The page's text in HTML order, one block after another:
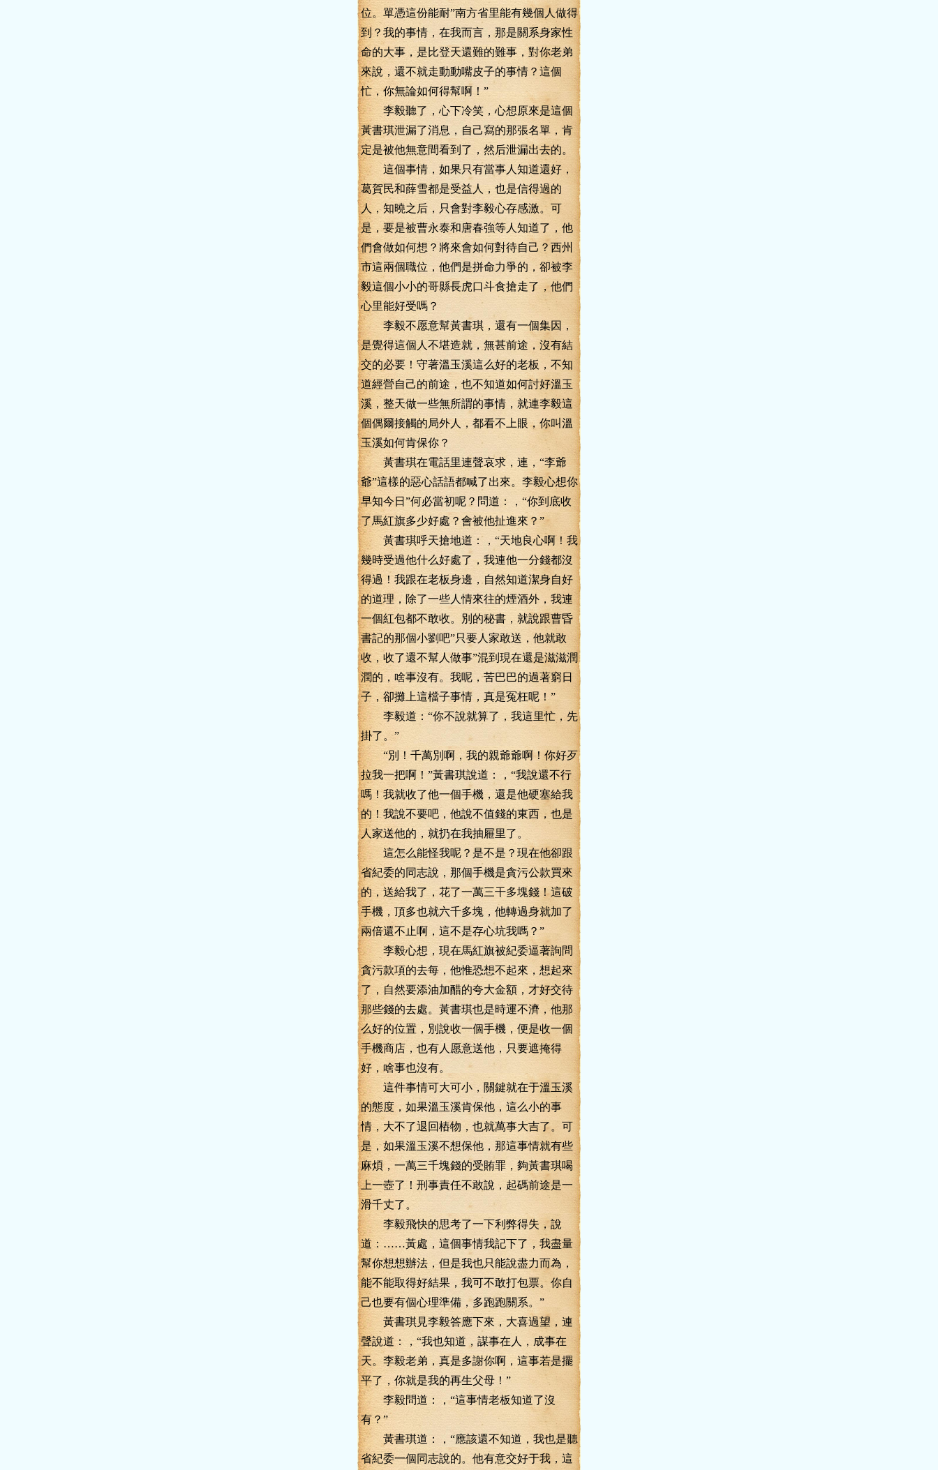
位。單憑這份能耐”南方省里能有幾個人做得
到？我的事情，在我而言，那是關系身家性
命的大事，是比登天還難的難事，對你老弟
來說，還不就走動動嘴皮子的事情？這個
忙，你無論如何得幫啊！”
李毅聽了，心下冷笑，心想原來是這個
黃書琪泄漏了消息，自己寫的那張名單，肯
定是被他無意間看到了，然后泄漏出去的。
這個事情，如果只有當事人知道還好，
葛賀民和薛雪都是受益人，也是信得過的
人，知曉之后，只會對李毅心存感激。可
是，要是被曹永泰和唐春強等人知道了，他
們會做如何想？將來會如何對待自己？西州
市這兩個職位，他們是拼命力爭的，卻被李
毅這個小小的哥縣長虎口斗食搶走了，他們
心里能好受嗎？
李毅不愿意幫黃書琪，還有一個集因，
是覺得這個人不堪造就，無甚前途，沒有結
交的必要！守著溫玉溪這么好的老板，不知
道經營自己的前途，也不知道如何討好溫玉
溪，整天做一些無所謂的事情，就連李毅這
個偶爾接觸的局外人，都看不上眼，你叫溫
玉溪如何肯保你？
黃書琪在電話里連聲哀求，連，“李爺
爺”這樣的惡心話語都喊了出來。李毅心想你
早知今日”何必當初呢？問道：，“你到底收
了馬紅旗多少好處？會被他扯進來？”
黃書琪呼天搶地道：，“天地良心啊！我
幾時受過他什么好處了，我連他一分錢都沒
得過！我跟在老板身邊，自然知道潔身自好
的道理，除了一些人情來往的煙酒外，我連
一個紅包都不敢收。別的秘書，就說跟曹昏
書記的那個小劉吧”只要人家敢送，他就敢
收，收了還不幫人做事”混到現在還是滋滋潤
潤的，啥事沒有。我呢，苦巴巴的過著窮日
子，卻攤上這檔子事情，真是冤枉呢！”
李毅道：“你不說就算了，我這里忙，先
掛了。”
“別！千萬別啊，我的親爺爺啊！你好歹
拉我一把啊！”黃書琪說道：，“我說還不行
嗎！我就收了他一個手機，還是他硬塞給我
的！我說不要吧，他說不值錢的東西，也是
人家送他的，就扔在我抽屜里了。
這怎么能怪我呢？是不是？現在他卻跟
省紀委的同志說，那個手機是貪污公款買來
的，送給我了，花了一萬三干多塊錢！這破
手機，頂多也就六千多塊，他轉過身就加了
兩倍還不止啊，這不是存心坑我嗎？”
李毅心想，現在馬紅旗被紀委逼著詢問
貪污款項的去每，他惟恐想不起來，想起來
了，自然要添油加醋的夸大金額，才好交待
那些錢的去處。黃書琪也是時運不濟，他那
么好的位置，別說收一個手機，便是收一個
手機商店，也有人愿意送他，只要遮掩得
好，啥事也沒有。
這件事情可大可小，關鍵就在于溫玉溪
的態度，如果溫玉溪肯保他，這么小的事
情，大不了退回樁物，也就萬事大吉了。可
是，如果溫玉溪不想保他，那這事情就有些
麻煩，一萬三千塊錢的受賄罪，夠黃書琪喝
上一壺了！刑事責任不敢說，起碼前途是一
滑千丈了。
李毅飛快的思考了一下利弊得失，說
道：……黃處，這個事情我記下了，我盡量
幫你想想辦法，但是我也只能說盡力而為，
能不能取得好結果，我可不敢打包票。你自
己也要有個心理準備，多跑跑關系。”
黃書琪見李毅答應下來，大喜過望，連
聲說道：，“我也知道，謀事在人，成事在
天。李毅老弟，真是多謝你啊，這事若是擺
平了，你就是我的再生父母！”
李毅問道：，“這事情老板知道了沒
有？”
黃書琪道：，“應該還不知道，我也是聽
省紀委一個同志說的。他有意交好于我，這